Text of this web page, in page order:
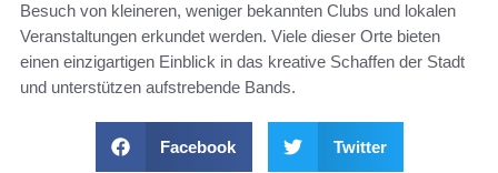
Besuch von kleineren, weniger bekannten Clubs und lokalen
Veranstaltungen erkundet werden. Viele dieser Orte bieten
einen einzigartigen Einblick in das kreative Schaffen der Stadt
und unterstützen aufstrebende Bands.
Facebook Twitter